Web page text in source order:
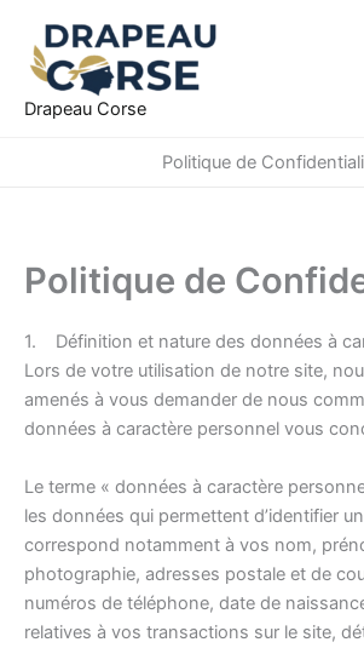
contenu
Drapeau Corse
Politique de
Politique de
1. Définition et nature des données à
Lors de votre utilisation de notre site,
amenés à vous demander de nous
données à caractère personnel vous
Le terme « données à caractère
les données qui permettent d’identifier
correspond notamment à vos nom,
photographie, adresses postale et de
numéros de téléphone, date de
relatives à vos transactions sur le site,